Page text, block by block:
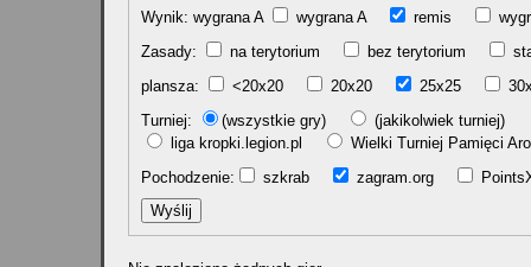
Wynik: wygrana A
wygrana A remis
Zasady:
na terytorium bez terytorium
plansza:
<20x20 20x20 25x25
Turniej:
(wszystkie gry)
(jakikolwiek turniej)
liga kropki.legion.pl
Wielki Turniej Pamięci
Pochodzenie:
szkrab zagram.org